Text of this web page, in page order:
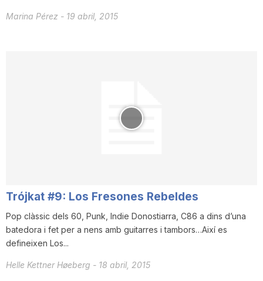
Marina Pérez - 19 abril, 2015
Trójkat #9: Los Fresones Rebeldes
Pop clàssic dels 60, Punk, Indie Donostiarra, C86 a dins d’una
batedora i fet per a nens amb guitarres i tambors…Així es
defineixen Los...
Helle Kettner Høeberg - 18 abril, 2015